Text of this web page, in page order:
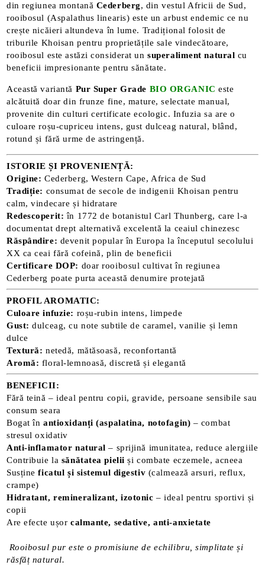
din regiunea montană Cederberg, din vestul Africii de Sud,
rooibosul (Aspalathus linearis) este un arbust endemic ce nu
crește nicăieri altundeva în lume. Tradițional folosit de
triburile Khoisan pentru proprietățile sale vindecătoare,
rooibosul este astăzi considerat unsuperaliment natural cu
beneficii impresionante pentru sănătate.
Această variantă Pur Super Grade BIO ORGANIC este
alcătuită doar din frunze fine, mature, selectate manual,
provenite din culturi certificate ecologic. Infuzia sa are o
culoare roșu-cupriceu intens, gust dulceag natural, blând,
rotund și fără urme de astringență.
ISTORIE ȘI PROVENIENȚĂ:
Origine: Cederberg, Western Cape, Africa de Sud
Tradiție: consumat de secole de indigenii Khoisan pentru
calm, vindecare și hidratare
Redescoperit: în 1772 de botanistul Carl Thunberg, care l-a
documentat drept alternativă excelentă la ceaiul chinezesc
Răspândire: devenit popular în Europa la începutul secolului
XX ca ceai fără cofeină, plin de beneficii
Certificare DOP: doar rooibosul cultivat în regiunea
Cederberg poate purta această denumire protejată
PROFIL AROMATIC:
Culoare infuzie: roșu-rubin intens, limpede
Gust: dulceag, cu note subtile de caramel, vanilie și lemn
dulce
Textură: netedă, mătăsoasă, reconfortantă
Aromă: floral-lemnoasă, discretă și elegantă
BENEFICII:
Fără teină – ideal pentru copii, gravide, persoane sensibile sau
consum seara
Bogat înantioxidanți (aspalatina, notofagin) – combat
stresul oxidativ
Anti-inflamator natural – sprijină imunitatea, reduce alergiile
Contribuie la sănătatea pielii și combate eczemele, acneea
Susțineficatul și sistemul digestiv (calmează arsuri, reflux,
crampe)
Hidratant, remineralizant, izotonic – ideal pentru sportivi și
copii
Are efecte ușor calmante, sedative, anti-anxietate
Rooibosul pur este o promisiune de echilibru, simplitate și
răsfăț natural.